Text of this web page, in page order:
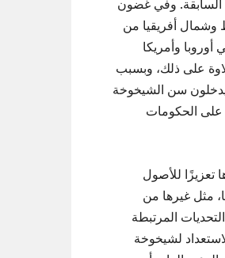
السابقة. وفي غضون
وشمال أفريقيا من
وأمريكا
معالم مماثلة. علاوة على ذلك، وبسبب
يدخلون سن الشيخوخة
على الحكومات
تعزيزًا للأصول
مثل غيرها من
المرتبطة
لشيخوخة